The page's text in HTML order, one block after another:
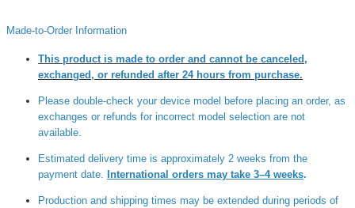
Made-to-Order Information
This product is made to order and cannot be canceled,
exchanged, or refunded after 24 hours from purchase.
Please double-check your device model before placing an order, as
exchanges or refunds for incorrect model selection are not
available.
Estimated delivery time is approximately 2 weeks from the
payment date. International orders may take 3–4 weeks.
Production and shipping times may be extended during periods of